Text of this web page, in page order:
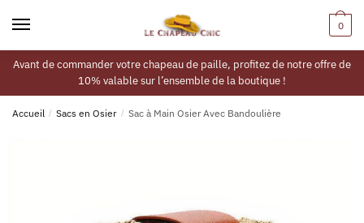
0
Avant de commander votre chapeau de paille, profitez de notre offre de
10% valable sur l’ensemble de la boutique !
Accueil / Sacs en Osier / Sac à Main Osier Avec Bandoulière